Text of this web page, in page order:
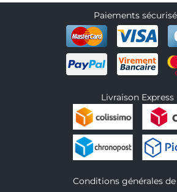
Paiements
Livraison Express
Conditions générales